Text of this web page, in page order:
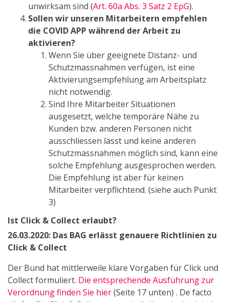
unwirksam sind (Art. 60a Abs. 3 Satz 2 EpG).
Sollen wir unseren Mitarbeitern empfehlen
die COVID APP während der Arbeit zu
aktivieren?
Wenn Sie über geeignete Distanz- und
Schutzmassnahmen verfügen, ist eine
Aktivierungsempfehlung am Arbeitsplatz
nicht notwendig.
Sind Ihre Mitarbeiter Situationen
ausgesetzt, welche temporäre Nähe zu
Kunden bzw. anderen Personen nicht
ausschliessen lässt und keine anderen
Schutzmassnahmen möglich sind, kann eine
solche Empfehlung ausgesprochen werden.
Die Empfehlung ist aber für keinen
Mitarbeiter verpflichtend. (siehe auch Punkt
3)
Ist Click & Collect erlaubt?
26.03.2020: Das BAG erlässt genauere Richtlinien zu
Click & Collect
Der Bund hat mittlerweile klare Vorgaben für Click und
Collect formuliert. Die entsprechende Ausführung zur
Verordnung finden Sie hier(Seite 17 unten) . De facto